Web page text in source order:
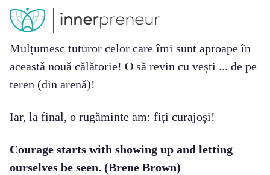
Mulțumesc tuturor celor care îmi sunt aproape în
această nouă călătorie! O să revin cu vești ... de pe
teren (din arenă)!
Iar, la final, o rugăminte am: fiți curajoși!
Courage starts with showing up and letting
ourselves be seen. (Brene Brown)